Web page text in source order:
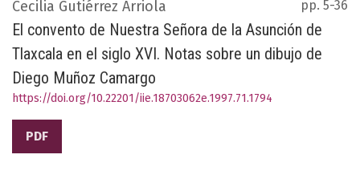
Cecilia Gutiérrez Arriola pp. 5-36
El convento de Nuestra Señora de la Asunción de
Tlaxcala en el siglo XVI. Notas sobre un dibujo de
Diego Muñoz Camargo
https://doi.org/10.22201/iie.18703062e.1997.71.1794
PDF